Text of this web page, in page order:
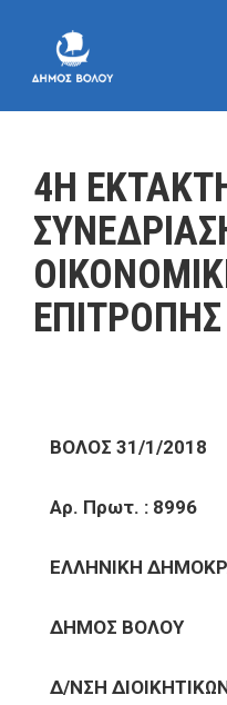
4Η
ΕΠΙΤΡΟΠΗΣ
ΒΟΛΟΣ 31/1/2018
Αρ. Πρωτ. : 8996
ΕΛΛΗΝΙΚΗ
ΔΗΜΟΣ ΒΟΛΟΥ
Δ/ΝΣΗ